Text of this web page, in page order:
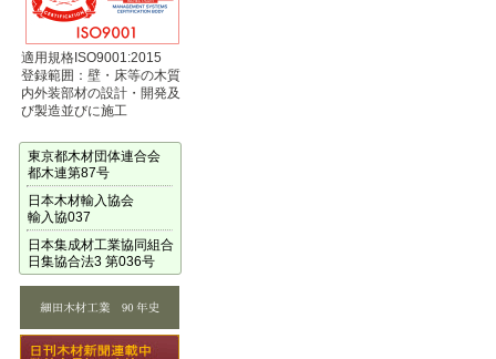
適用規格ISO9001:2015
登録範囲：壁・床等の木質
内外装部材の設計・開発及
び製造並びに施工
東京都木材団体連合会
都木連第87号
日本木材輸入協会
輸入協037
日本集成材工業協同組合
日集協合法3 第036号